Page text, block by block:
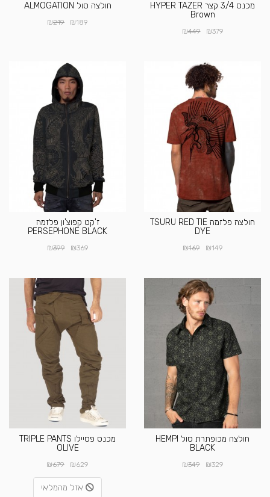
מכנס 3/4 קצר HYPER TAZER
Brown
₪379
₪449
חולצה סול ALMOGATION
₪189
₪219
חולצה פלזמה TSURU RED TIE
DYE
₪149
₪169
ז'קט קפוצ'ון פלזמה
PERSEPHONE BLACK
₪369
₪399
חולצה מכופתרת סול HEMPI
BLACK
₪329
₪349
מכנס פסיילו TRIPLE PANTS
OLIVE
₪629
₪679
אזל מהמלאי